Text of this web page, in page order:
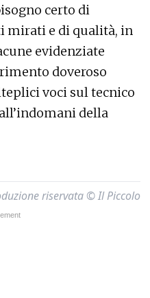
certo di
mirati e di qualità, in
evidenziate
doveroso
voci sul tecnico
della
riservata © Il Piccolo